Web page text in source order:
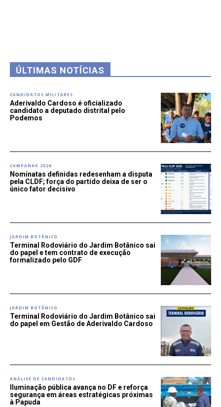
ÚLTIMAS NOTÍCIAS
CANDIDATOS MILITARES
Aderivaldo Cardoso é oficializado
candidato a deputado distrital pelo
Podemos
CAMPANHA 2026
Nominatas definidas redesenham a disputa
pela CLDF; força do partido deixa de ser o
único fator decisivo
JARDIM BOTÂNICO
Terminal Rodoviário do Jardim Botânico sai
do papel e tem contrato de execução
formalizado pelo GDF
JARDIM BOTÂNICO
Terminal Rodoviário do Jardim Botânico sai
do papel em Gestão de Aderivaldo Cardoso
ANÁLISE DE CANDIDATOS
Iluminação pública avança no DF e reforça
segurança em áreas estratégicas próximas
à Papuda